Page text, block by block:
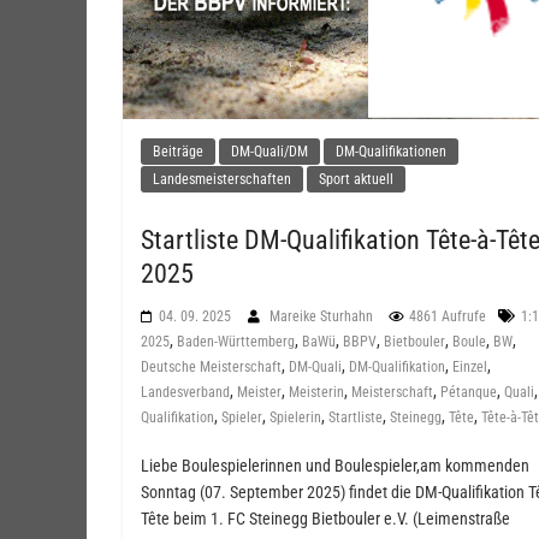
Beiträge DM-Quali/DM
DM-Qualifikationen
Landesmeisterschaften
Sport aktuell
Startliste DM-Qualifikation Tête-à-Tête
2025
04. 09. 2025 Mareike Sturhahn 4861 Aufrufe 1:1
2025, Baden-Württemberg, BaWü, BBPV, Bietbouler, Boule, BW,
Deutsche Meisterschaft, DM-Quali, DM-Qualifikation, Einzel,
Landesverband, Meister, Meisterin, Meisterschaft, Pétanque, Quali,
Qualifikation, Spieler, Spielerin, Startliste, Steinegg, Tête, Tête-à-
Liebe Boulespielerinnen und Boulespieler,am kommenden
Sonntag (07. September 2025) findet die DM-Qualifikation
Tête beim 1. FC Steinegg Bietbouler e.V. (Leimenstraße